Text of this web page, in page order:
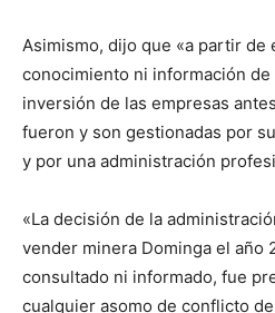
Asimismo, dijo que «a partir de
conocimiento ni información
inversión de las empresas
fueron y son gestionadas por
y por una administración
«La decisión de la
vender minera Dominga el año
consultado ni informado, fue
cualquier asomo de conflicto